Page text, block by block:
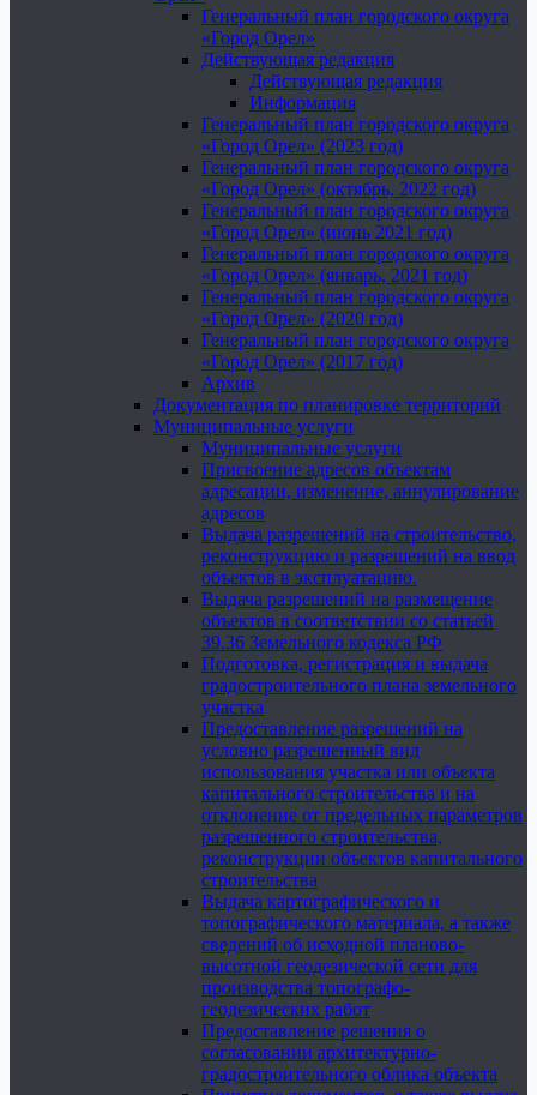
Генеральный план городского округа
«Город Орел»
Действующая редакция
Действующая редакция
Информация
Генеральный план городского округа
«Город Орел» (2023 год)
Генеральный план городского округа
«Город Орел» (октябрь, 2022 год)
Генеральный план городского округа
«Город Орел» (июнь 2021 год)
Генеральный план городского округа
«Город Орел» (январь, 2021 год)
Генеральный план городского округа
«Город Орел» (2020 год)
Генеральный план городского округа
«Город Орел» (2017 год)
Архив
Документация по планировке территорий
Муниципальные услуги
Муниципальные услуги
Присвоение адресов объектам
адресации, изменение, аннулирование
адресов
Выдача разрешений на строительство,
реконструкцию и разрешений на ввод
объектов в эксплуатацию.
Выдача разрешений на размещение
объектов в соответствии со статьей
39.36 Земельного кодекса РФ
Подготовка, регистрация и выдача
градостроительного плана земельного
участка
Предоставление разрешений на
условно разрешенный вид
использования участка или объекта
капитального строительства и на
отклонение от предельных параметров
разрешенного строительства,
реконструкции объектов капитального
строительства
Выдача картографического и
топографического материала, а также
сведений об исходной планово-
высотной геодезической сети для
производства топографо-
геодезических работ
Предоставление решения о
согласовании архитектурно-
градостроительного облика объекта